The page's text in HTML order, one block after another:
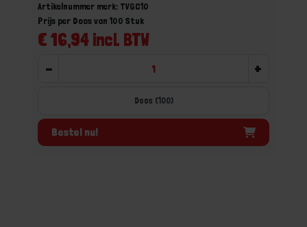
Artikelnummer merk: TVGC10
€ 16,94 incl. BTW
Prijs per Doos van 100 Stuk
- +
Doos (100)
Bestel nu!